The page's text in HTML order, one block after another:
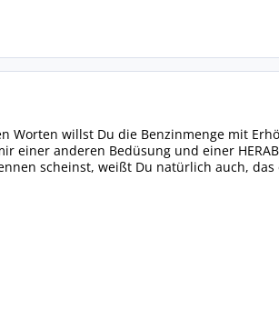
Worten willst Du die Benzinmenge mit
einer anderen Bedüsung und einer
scheinst, weißt Du natürlich auch,